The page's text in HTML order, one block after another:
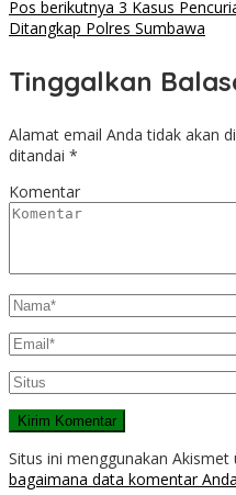
Pos berikutnya 3 Kasus
Ditangkap Polres Sumbawa
Tinggalkan
Alamat email Anda tidak akan
ditandai *
Komentar
Situs ini menggunakan
bagaimana data komentar